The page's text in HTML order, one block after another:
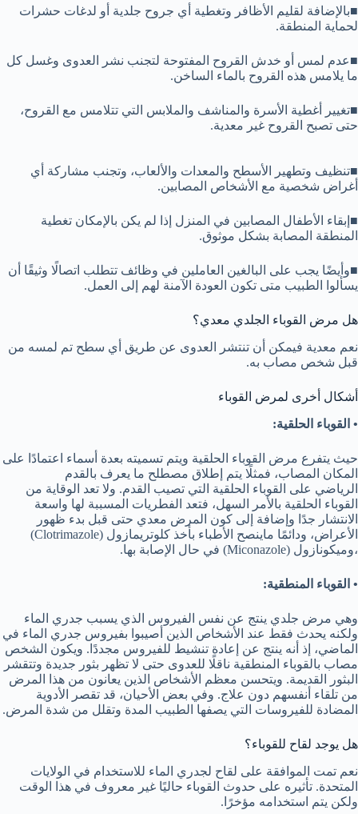
■بالإضافة لقليم الأظافر وتغطية أي جروح جلدية أو لدغات حشرات
لحماية المنطقة.
■عدم لمس أو خدش القروح المفتوحة لتجنب نشر العدوى وغسل كل
ما يلامس هذه القروح بالماء الساخن.
■تغيير أغطية الأسرة والمناشف والملابس التي تتلامس مع القروح،
حتى تصبح القروح غير معدية.
■تنظيف وتطهير الأسطح والمعدات والألعاب، وتجنب مشاركة أي
أغراض شخصية مع الأشخاص المصابين.
■إبقاء الأطفال المصابين في المنزل إذا لم يكن بالإمكان تغطية
المنطقة المصابة بشكل موثوق.
■وأيضًا يجب على البالغين العاملين في وظائف تتطلب اتصالًا وثيقًا أن
يسألوا الطبيب متى تكون العودة الآمنة لهم إلى العمل.
هل مرض القوباء الجلدي معدي؟
نعم معدية فيمكن أن تنتشر العدوى عن طريق أي سطح تم لمسه من
قبل شخص مصاب به.
أشكال أخرى لمرض القوباء
• القوباء الحلقية:
حيث يتفرع مرض القوباء الحلقية ويتم تسميته بعدة أسماء اعتمادًا على
المكان المصاب، فمثلًا يتم إطلاق مصطلح ما يعرف بالقدم
الرياضي على القوباء الحلقية التي تصيب القدم. ولا تعد الوقاية من
القوباء الحلقية بالأمر السهل، فتعد الفطريات المسببة لها واسعة
الانتشار جدًا وإضافة إلى كون المرض معدي حتى قبل بدء ظهور
الأعراض، ودائمًا ماينصح الأطباء بأخذ كلوتريمازول (Clotrimazole)
،وميكونازول (Miconazole) في حال الإصابة بها.
• القوباء المنطقية:
وهي مرض جلدي ينتج عن نفس الفيروس الذي يسبب جدري الماء
ولكنه يحدث فقط عند الأشخاص الذين أصيبوا بفيروس جدري الماء في
الماضي، إذ أنه ينتج عن إعادة تنشيط للفيروس مجددًا. ويكون الشخص
مصاب بالقوباء المنطقية ناقلًا للعدوى حتى لا تظهر بثور جديدة وتتقشر
البثور القديمة. ويتحسن معظم الأشخاص الذين يعانون من هذا المرض
من تلقاء أنفسهم دون علاج. وفي بعض الأحيان، قد تقصر الأدوية
المضادة للفيروسات التي يصفها الطبيب المدة وتقلل من شدة المرض.
هل يوجد لقاح للقوباء؟
نعم تمت الموافقة على لقاح لجدري الماء للاستخدام في الولايات
المتحدة. تأثيره على حدوث القوباء حاليًا غير معروف في هذا الوقت
ولكن يتم استخدامه مؤخرًا.